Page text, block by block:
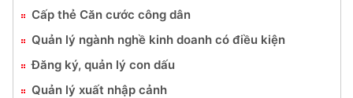
Cấp thẻ Căn cước công dân
Quản lý ngành nghề kinh doanh có điều kiện
Đăng ký, quản lý con dấu
Quản lý xuất nhập cảnh